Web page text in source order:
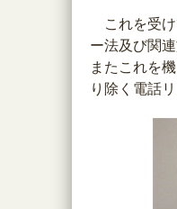
これを受け
ー法及び関
またこれを
り除く電話